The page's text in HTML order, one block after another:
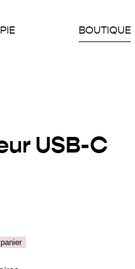
BOUTIQUE
USB-C